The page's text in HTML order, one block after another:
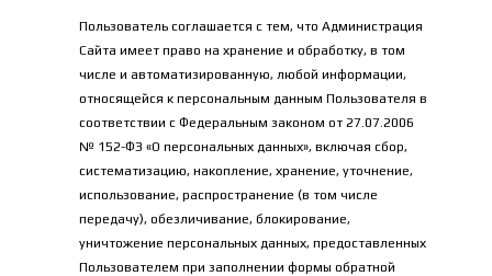
Пользователь соглашается с тем, что Администрация
Сайта имеет право на хранение и обработку, в том
числе и автоматизированную, любой информации,
относящейся к персональным данным Пользователя в
соответствии с Федеральным законом от 27.07.2006
№ 152-ФЗ «О персональных данных», включая сбор,
систематизацию, накопление, хранение, уточнение,
использование, распространение (в том числе
передачу), обезличивание, блокирование,
уничтожение персональных данных, предоставленных
Пользователем при заполнении формы обратной